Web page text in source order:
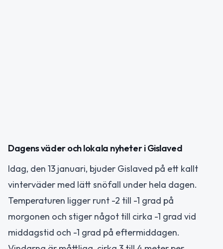
Dagens väder och lokala nyheter i Gislaved
Idag, den 13 januari, bjuder Gislaved på ett kallt
vinterväder med lätt snöfall under hela dagen.
Temperaturen ligger runt -2 till -1 grad på
morgonen och stiger något till cirka -1 grad vid
middagstid och -1 grad på eftermiddagen.